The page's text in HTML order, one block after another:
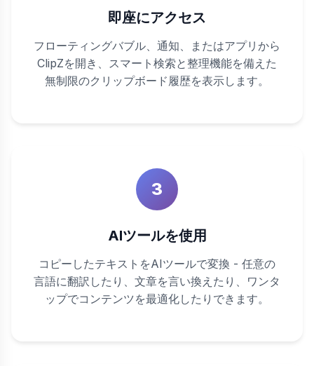
即座にアクセス
フローティングバブル、通知、またはアプリから
ClipZを開き、スマート検索と整理機能を備えた
無制限のクリップボード履歴を表示します。
3
AIツールを使用
コピーしたテキストをAIツールで変換 - 任意の
言語に翻訳したり、文章を言い換えたり、ワンタ
ップでコンテンツを最適化したりできます。